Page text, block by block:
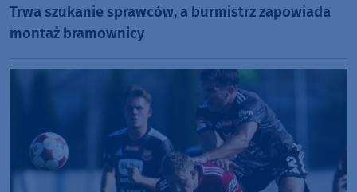
Trwa szukanie sprawców, a burmistrz zapowiada
montaż bramownicy